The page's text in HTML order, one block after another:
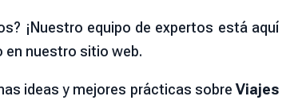
¡Nuestro equipo de expertos está aquí
en nuestro sitio web.
ideas y mejores prácticas sobreViajes